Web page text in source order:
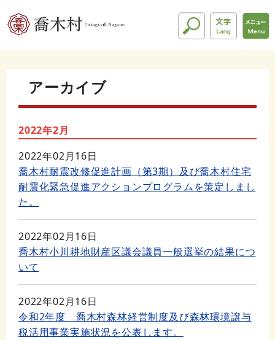
アーカイブ
2022年2月
2022年02月16日
喬木村耐震改修促進計画（第3期）及び喬木村住宅
耐震化緊急促進アクションプログラムを策定しまし
た。
2022年02月16日
喬木村小川耕地財産区議会議員一般選挙の結果につ
いて
2022年02月16日
令和2年度 喬木村森林経営制度及び森林環境譲与
税活用事業実施状況を公表します。